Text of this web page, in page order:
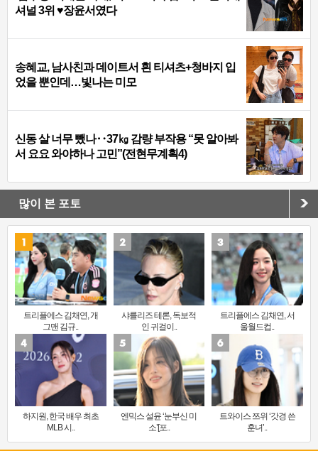
셔널 3위 ♥장윤서였다
송혜교, 남사친과 데이트서 흰 티셔츠+청바지 입
었을 뿐인데…빛나는 미모
신동 살 너무 뺐나‥37㎏ 감량 부작용 “못 알아봐
서 요요 와야하나 고민”(전현무계획4)
많이 본 포토
트리플에스 김채연, 개
그맨 김규..
샤를리즈 테론, 독보적
인 귀걸이..
트리플에스 김채연, 서
울월드컵..
하지원, 한국 배우 최초
MLB 시..
엔믹스 설윤 ‘눈부신 미
소’[포..
트와이스 쯔위 ‘갓경 쓴
훈녀’..